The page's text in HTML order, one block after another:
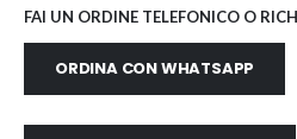
FAI UN ORDINE TELEFONICO O
ORDINA CON WHATSAPP